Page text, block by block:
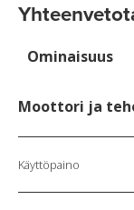
Ominaisuus
Moottori ja
Käyttöpaino